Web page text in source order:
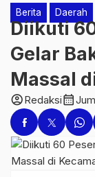
Berita Daerah
Diikuti
Gelar
Massal
account_circleRedaksicalendar_month